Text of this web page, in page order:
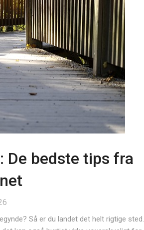
De bedste tips fra
Så er du landet det helt rigtige sted.